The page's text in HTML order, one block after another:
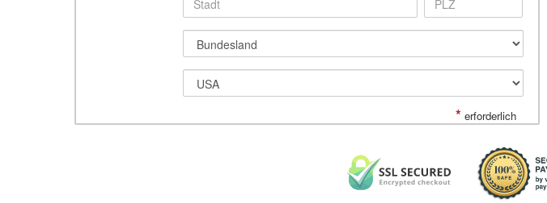
* erforderlich